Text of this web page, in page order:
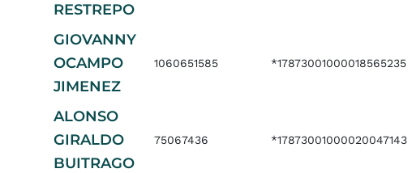
RESTREPO
GIOVANNY
OCAMPO
JIMENEZ
1060651585 *17873001000018565235
ALONSO
GIRALDO
BUITRAGO
75067436 *17873001000020047143